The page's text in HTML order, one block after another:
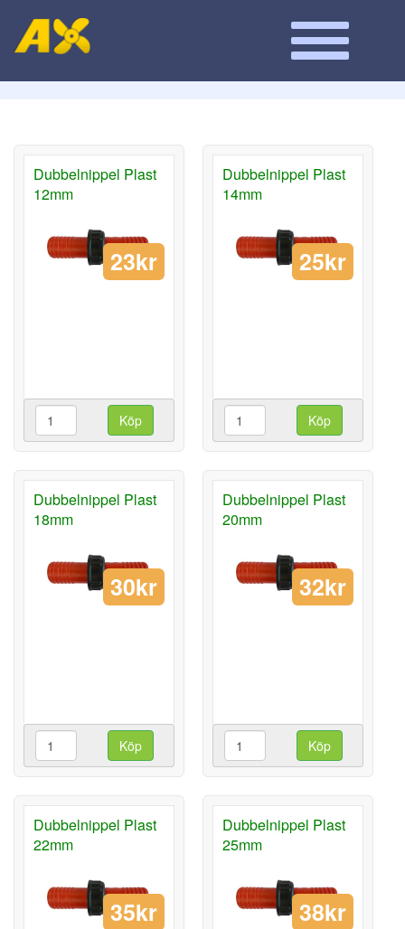
Dubbelnippel Plast
12mm
23kr
Köp
Dubbelnippel Plast
14mm
25kr
Köp
Dubbelnippel Plast
18mm
30kr
Köp
Dubbelnippel Plast
20mm
32kr
Köp
Dubbelnippel Plast
22mm
35kr
Dubbelnippel Plast
25mm
38kr